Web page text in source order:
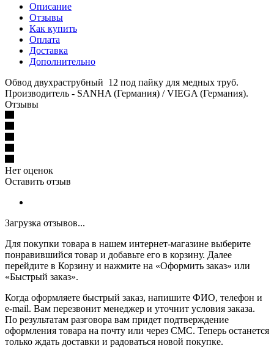
Описание
Отзывы
Как купить
Оплата
Доставка
Дополнительно
Обвод двухраструбный 12 под пайку для медных труб.
Производитель - SANHA (Германия) / VIEGA (Германия).
Отзывы
Нет оценок
Оставить отзыв
Загрузка отзывов...
Для покупки товара в нашем интернет-магазине выберите
понравившийся товар и добавьте его в корзину. Далее
перейдите в Корзину и нажмите на «Оформить заказ» или
«Быстрый заказ».
Когда оформляете быстрый заказ, напишите ФИО, телефон и
e-mail. Вам перезвонит менеджер и уточнит условия заказа.
По результатам разговора вам придет подтверждение
оформления товара на почту или через СМС. Теперь останется
только ждать доставки и радоваться новой покупке.